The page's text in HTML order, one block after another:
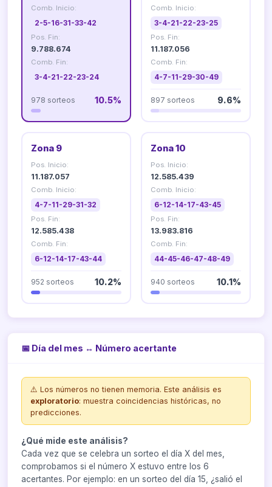
Comb. Inicio:
2-5-16-31-33-42
Pos. Fin:
9.788.674
Comb. Fin:
3-4-21-22-23-24
978 sorteos 10.5%
Comb. Inicio:
3-4-21-22-23-25
Pos. Fin:
11.187.056
Comb. Fin:
4-7-11-29-30-49
897 sorteos 9.6%
Zona 9
Pos. Inicio:
11.187.057
Comb. Inicio:
4-7-11-29-31-32
Pos. Fin:
12.585.438
Comb. Fin:
6-12-14-17-43-44
952 sorteos 10.2%
Zona 10
Pos. Inicio:
12.585.439
Comb. Inicio:
6-12-14-17-43-45
Pos. Fin:
13.983.816
Comb. Fin:
44-45-46-47-48-49
940 sorteos 10.1%
📅 Día del mes ↔ Número acertante
⚠️ Los números no tienen memoria. Este análisis es
exploratorio: muestra coincidencias históricas, no
predicciones.
¿Qué mide este análisis?
Cada vez que se celebra un sorteo el día X del mes,
comprobamos si el número X estuvo entre los 6
acertantes. Por ejemplo: en un sorteo del día 15, ¿salió el